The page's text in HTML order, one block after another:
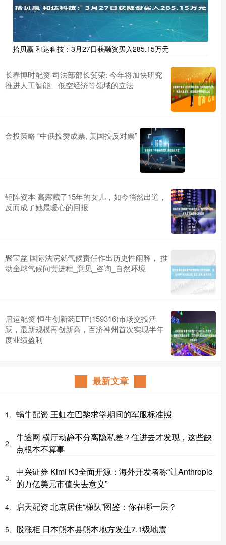
拾贝赢 和达科技：3月27日获融资买入285.15万元
长春博时配资 司法部部长贺荣: 今年将加快研究
推进人工智能、低空经济等领域的立法
金投策略 “中俄投赞成票, 美国投反对票”
钜阵资本 高露藏了15年的女儿，如今悄然出道，
反而成了她最暖心的回报
聚宝盆 国际法院就气候责任作出历史性阐释， 推
动全球气候问责进程_意见_咨询_自然环境
启运配资 恒生创新药ETF(159316)市场交投活
跃，最新规模再创新高，百济神州首次实现半年
度业绩盈利
最新文章
1、 蜗牛配资 王虹在巴黎求学期间的军服标准照
2、
牛途网 横厅动静不分离隐私差？住进去才发现，这些缺
点根本不算事
3、
中兴证券 Kimi K3全面开源：海外开发者称“让Anthropic
的万亿美元市值失去意义”
4、 启天配资 北京居住“梯队”图鉴：你在哪一层？
5、 股涨柜 日本熊本县熊本地方发生7.1级地震